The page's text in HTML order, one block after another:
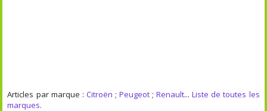
Articles par marque : Citroën ; Peugeot ;Renault...Liste de toutes les
marques.